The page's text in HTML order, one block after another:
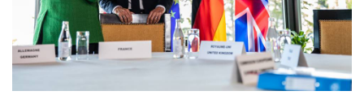
l
n
a